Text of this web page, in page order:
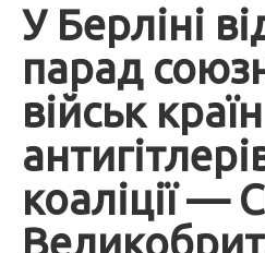
У Берліні
парад
військ країн
коаліції —